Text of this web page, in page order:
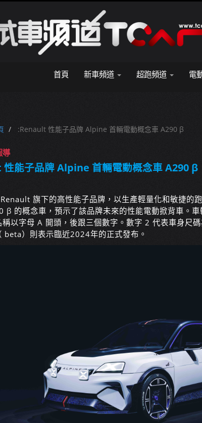
首頁 新車頻道 超跑頻道 電
:Renault 性能子品牌 Alpine 首輛電動概念車 A290 β
導
能子品牌 Alpine 首輛電動概念車 A290 β
旗下的高性能子品牌，以生產輕量化和敏捷的
的概念車，預示了該品牌未來的性能電動掀背車。
稱以字母 A 開頭，後跟三個數字。數字 2 代表車身尺
beta）則表示臨近2024年的正式發布。